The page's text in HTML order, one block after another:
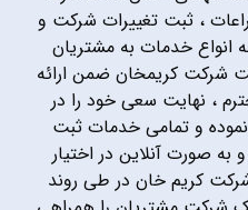
، ثبت تغییرات شرکت و
انواع خدمات به مشتریان
شرکت کریمخان ضمن ارائه
، نهایت سعی خود را در
و تمامی خدمات ثبت
به صورت آنلاین در اختیار
کریم خان در طی روند